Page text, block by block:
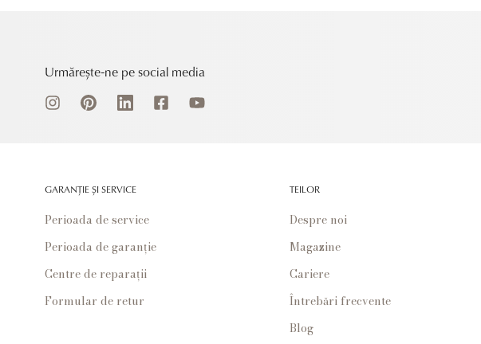
Urmărește-ne pe social media
GARANȚIE ȘI SERVICE
Perioada de service
Perioada de garanție
Centre de reparații
Formular de retur
TEILOR
Despre noi
Magazine
Cariere
Întrebări frecvente
Blog